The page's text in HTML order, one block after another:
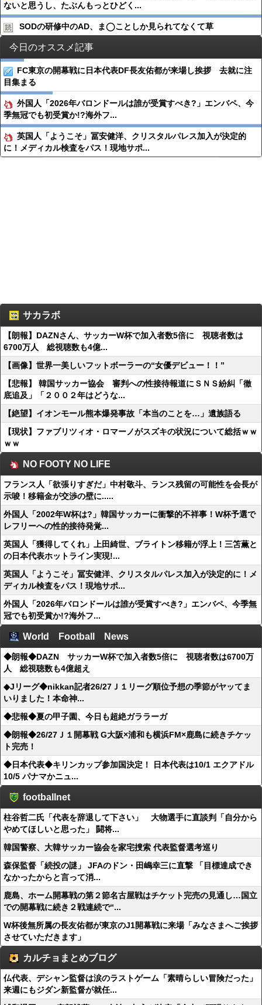
ないと思うし、たぶんもっとひどく...
SODの研修中のAD、ま◯ことしか見られてなくて草
今日のオススメ記事
FC東京の開幕戦に日本代表DF長友佑都が来場し挨拶 去就に注
目集まる
外国人「2026年バロンドールは誰が受賞すべき?」エンバペ、今
季無冠でも初受賞か!?海外フ...
英国人「ようこそ」冨安健洋、クリスタルパレス加入が決定的
に！メディカル検査をパス！現地サポ...
サカラボ
【朗報】DAZNさん、サッカーW杯で加入者数5倍に 視聴者数は
6700万人 総視聴数も4億...
【画像】世界一美しいフットボーラーの“女優デビュー！！”
【悲報】 韓国サッカー協会 審判への性接待報道にＳＮＳ紛糾「徹
底追及」「２００２年はどうな...
【絶望】イオンモール熊本爆発事故「本当のことを…」遺族語る
【現状】ファブリツィオ・ロマーノがスズキの状況について総括ｗｗ
ｗｗ
NO FOOTY NO LIFE
フランス人「欲張りすぎだ」中村敬斗、ランス残留の可能性を会長が
示唆！移籍金が交渉の壁に.....
外国人「2002年W杯は?」韓国サッカーに衝撃的不祥事！W杯予選で
レフリーへの性的接待発覚...
英国人「獲得してくれ」上田綺世、ブライトン移籍が浮上！三笘薫と
の日本代表ホットライン実現!...
英国人「ようこそ」冨安健洋、クリスタルパレス加入が決定的に！メ
ディカル検査をパス！現地サポ...
外国人「2026年バロンドールは誰が受賞すべき?」エンバペ、今季無
冠でも初受賞か!?海外フ...
World Football News
◆朗報◆DAZN サッカーW杯で加入者数5倍に 視聴者数は6700万
人 総視聴数も4億超え
◆Jリーグ◆nikkan記者26/27Ｊ１リーグ順位予想の季節がヤッてま
いりました！本命神...
◆悲報◆夏の甲子園、今日も超絶ガララーガ
◆朗報◆26/27Ｊ１開幕戦 G大阪×浦和も横浜FM×鹿島に続きチケッ
ト完売！
◆日本代表◆キリンカップ参加国決定！ 日本代表は10/1 エクアドル
10/5 パナマかニュ...
footballnet
柱谷哲二氏「代表を辞退して下さい」 大物選手に直談判「自分から
やめてほしいと思った」 闘将...
韓国警察、大韓サッカー協会を家宅捜索 代表監督選考巡り
森保監督「続投の謎」 JFAのドン・田嶋幸三に直撃 「目標達成でき
なかったからと言って消...
鹿島、ホーム開幕戦の第２節名古屋戦はチケット完売の見通し…国立
での開幕戦に続き２戦連続で“...
W杯後無所属の長友佑都が東京のJ1開幕戦に来場「みなさまへご挨拶
させていただきます」
カルチョまとめブログ
仏代表、デシャン監督は涙のラストゲーム「素晴らしい冒険だった」
来週にもジダン新監督が就任...